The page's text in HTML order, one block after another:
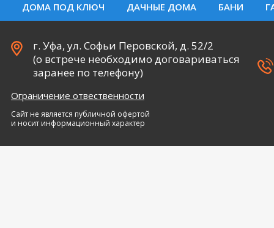
ДОМА ПОД КЛЮЧ ДАЧНЫЕ ДОМА БАНИ
г. Уфа, ул. Софьи Перовской, д. 52/2
(о встрече необходимо договариваться
заранее по телефону)
Ограничение отвественности
Сайт не является публичной офертой
и носит информационный характер